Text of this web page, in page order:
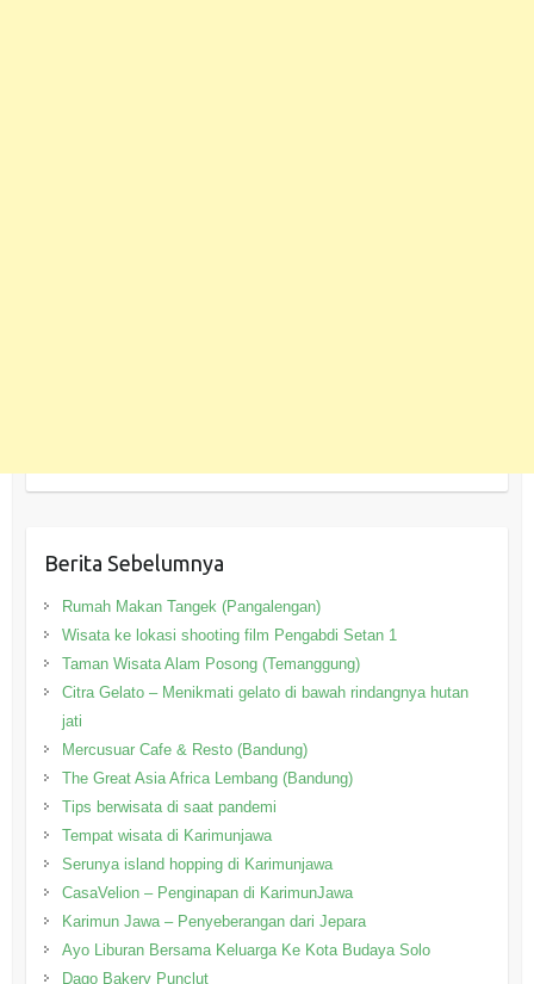
Berita Sebelumnya
Rumah Makan Tangek (Pangalengan)
Wisata ke lokasi shooting film Pengabdi Setan 1
Taman Wisata Alam Posong (Temanggung)
Citra Gelato – Menikmati gelato di bawah rindangnya hutan
jati
Mercusuar Cafe & Resto (Bandung)
The Great Asia Africa Lembang (Bandung)
Tips berwisata di saat pandemi
Tempat wisata di Karimunjawa
Serunya island hopping di Karimunjawa
CasaVelion – Penginapan di KarimunJawa
Karimun Jawa – Penyeberangan dari Jepara
Ayo Liburan Bersama Keluarga Ke Kota Budaya Solo
Dago Bakery Punclut